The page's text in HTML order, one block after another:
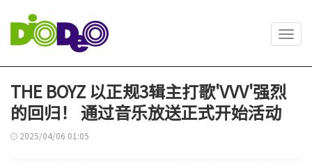
THE BOYZ 以正规3辑主打歌'VVV'强烈
的回归！ 通过音乐放送正式开始活动
2025/04/06 01:05